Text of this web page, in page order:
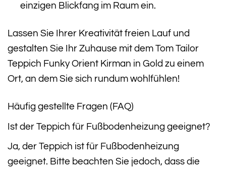
einzigen Blickfang im Raum ein.
Lassen Sie Ihrer Kreativität freien Lauf und
gestalten Sie Ihr Zuhause mit dem Tom Tailor
Teppich Funky Orient Kirman in Gold zu einem
Ort, an dem Sie sich rundum wohlfühlen!
Häufig gestellte Fragen (FAQ)
Ist der Teppich für Fußbodenheizung geeignet?
Ja, der Teppich ist für Fußbodenheizung
geeignet. Bitte beachten Sie jedoch, dass die